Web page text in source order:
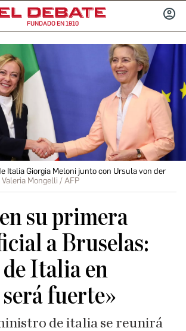
FUNDADO EN 1910
Italia Giorgia Meloni junto con Ursula von der
Valeria Mongelli / AFP
su primera
a Bruselas:
de Italia en
fuerte»
de italia se reunirá